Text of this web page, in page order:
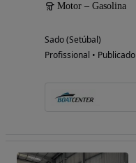
Motor – Gasolina
Sado (Setúbal)
Profissional • Publicado